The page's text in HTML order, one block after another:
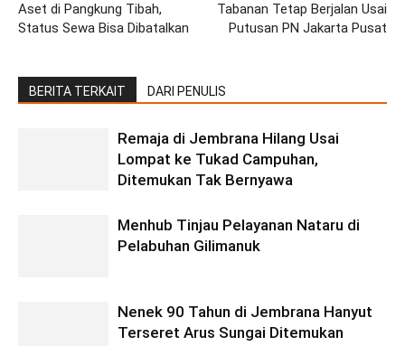
Aset di Pangkung Tibah,
Status Sewa Bisa Dibatalkan
Tabanan Tetap Berjalan Usai
Putusan PN Jakarta Pusat
BERITA TERKAIT DARI PENULIS
Remaja di Jembrana Hilang Usai
Lompat ke Tukad Campuhan,
Ditemukan Tak Bernyawa
Menhub Tinjau Pelayanan Nataru di
Pelabuhan Gilimanuk
Nenek 90 Tahun di Jembrana Hanyut
Terseret Arus Sungai Ditemukan